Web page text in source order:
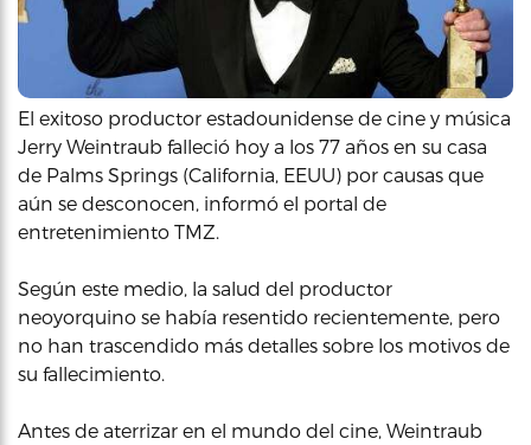
El exitoso productor estadounidense de cine y música
Jerry Weintraub falleció hoy a los 77 años en su casa
de Palms Springs (California, EEUU) por causas que
aún se desconocen, informó el portal de
entretenimiento TMZ.
Según este medio, la salud del productor
neoyorquino se había resentido recientemente, pero
no han trascendido más detalles sobre los motivos de
su fallecimiento.
Antes de aterrizar en el mundo del cine, Weintraub